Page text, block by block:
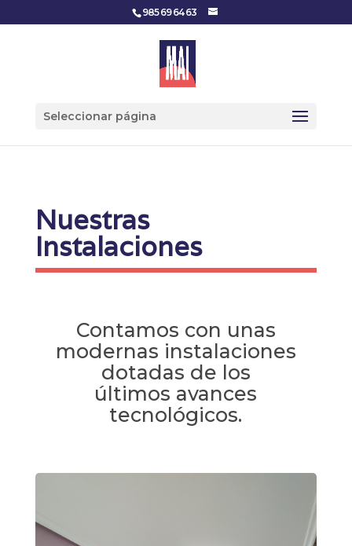
985 69 64 63
Seleccionar página
Nuestras
Instalaciones
Contamos con unas
modernas instalaciones
dotadas de los
últimos avances
tecnológicos.